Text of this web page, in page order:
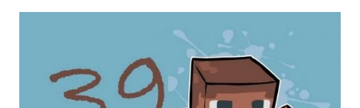
!!
#40
40#
MINECRAFT
: